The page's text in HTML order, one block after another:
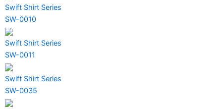
Swift Shirt Series
SW-0010
Swift Shirt Series
SW-0011
Swift Shirt Series
SW-0035